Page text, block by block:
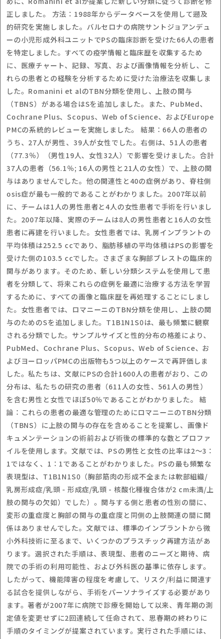
正しました。 方法：1988年からデータベースを使用して遡及
的研究を実施しました。バルセロナの病院サントジョアンデュ
ーの小児形成外科ユニットでPSの臨床診断を受けた66人の患者
を特定しました。すべての疫学情報と臨床歴を収集するため
に、医療チャート、記録、写真、および画像情報を分析し、こ
れらの患者との経験を分析するために受けた治療法を収集しま
した。Romanini et alのTBN分類を使用し、上肢の関与
（TBNS）がある場合はSを追加しました。また、PubMed、
Cochrane Plus、Scopus、Web of Science、およびEurope
PMCの系統的レビューを実施しました。 結果：66人の患者の
うち、27人が男性、39人が女性でした。右側は、51人の患者
（77.3％）（男性19人、女性32人）で影響を受けました。合計
37人の患者（56.1％; 16人の男性と21人の女性）で、上肢の関
与はありませんでした。他の関連性と40の症例があり、脊柱側
osis症が最も一般的であることがわかりました。2007年以前
に、チームは1人の男性患者と4人の女性患者で手術を行いまし
た。2007年以降、実際のチームは8人の男性患者と16人の女性
患者に再建を行いました。女性患者では、乳房インプラントの
平均体積は252.5 ccであり、脂肪移植の平均体積はPSの影響を
受けた側の103.5 ccでした。さまざまな胸部ブレストの臨床的
関与があります。そのため、新しい分類システムを使用して患
者を分類して、将来これらの症例を最適に治療する方法を学習
するために、すべての画像と臨床歴を再処理することにしまし
た。女性患者では、ロマニーニのTBN分類を使用し、上肢の関
与のためのSを追加しました。T1B1N1S0は、最も頻繁に観察
される分類でした。サンプルサイズと性的分布の格差により、
PubMed、Cochrane Plus、Scopus、Web of Science、お
よびヨーロッパPMCの出版物も5つ以上のケースで再評価しま
した。私たちは、文献にPSの合計1600人の患者がおり、この
分布は、私たちの研究の患者（611人の女性、561人の男性）
を含む男性と女性でほぼ50％であることがわかりました。 結
論：これらの患者の最適な管理のためにロマニーニのTBN分類
（TBNS）に上肢の関与の存在を含めることを提案し、画像ド
キュメンテーションの術前および術後の標準的な数とプロファ
イルを使用します。文献では、PSの男性と女性の比率は2〜3：
1ではなく、1：1であることがわかりました。PSの最も頻繁な
表現型は、T1B1N1S0（胸部筋肉の形成不全または軟部組織/
乳房形成症/乳頭 - 形成症/乳頭 - 核酸化種複合体が2 cm未満/上
肢の関与の欠如）でした）。関与する側と患者の性別の間に、
変形の重症度と胸部の関与の重症度と同側の上肢関連の間に関
係はありませんでした。文献では、標準のインプラントから微
小外科技術に至るまで、いくつかのプラスチック再建方法があ
ります。選択された手順は、表現型、患者のニーズと期待、病
院での手術の利用可能性、および外科医の基準に依存します。
したがって、機能障害の程度を考慮して、リスク/利益に関連す
る試合を提供しながら、手術をパーソナライズする必要があり
ます。著者が2007年に病院で診療を開始して以来、青年期の測
定値を変更せずに2回連続して任命されて、思春期の終わりに
手順のタイミングが提案されています。実行された手順には、